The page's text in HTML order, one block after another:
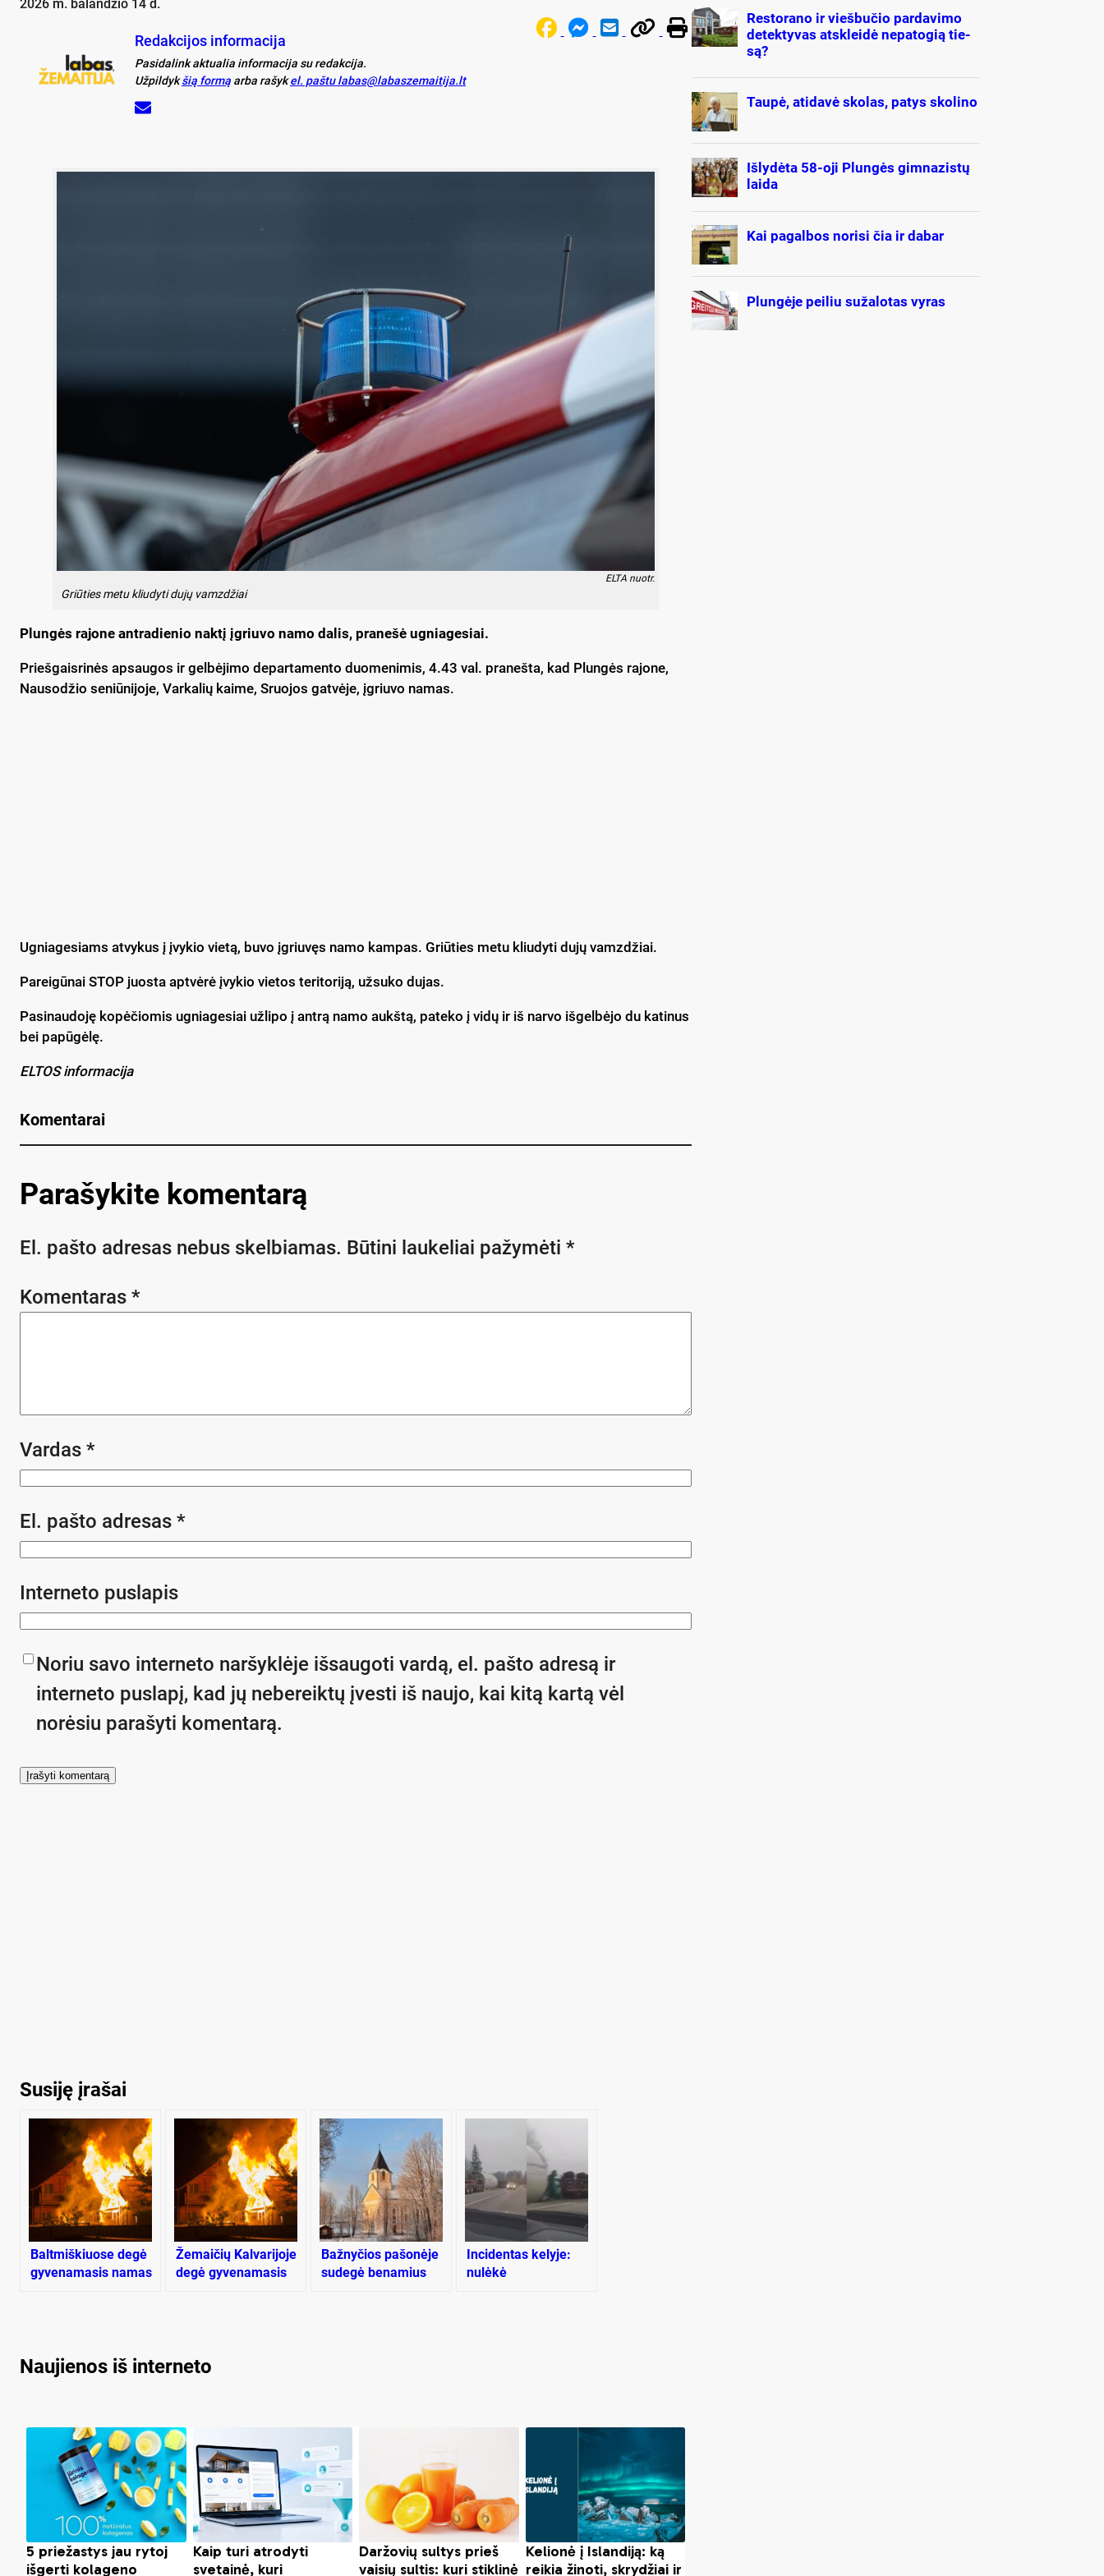
2026 m. balandžio 14 d.
Redakcijos informacija
Pasidalink aktualia informacija su redakcija.
Užpildykšią formą arba rašykel. paštu labas@labaszemaitija.lt
ELTA nuotr.
Griūties metu kliudyti dujų vamzdžiai
Plungės rajone antradienio naktį įgriuvo namo dalis, pranešė ugniagesiai.
Priešgaisrinės apsaugos ir gelbėjimo departamento duomenimis, 4.43 val. pranešta, kad Plungės rajone,
Nausodžio seniūnijoje, Varkalių kaime, Sruojos gatvėje, įgriuvo namas.
Ugniagesiams atvykus į įvykio vietą, buvo įgriuvęs namo kampas. Griūties metu kliudyti dujų vamzdžiai.
Pareigūnai STOP juosta aptvėrė įvykio vietos teritoriją, užsuko dujas.
Pasinaudoję kopėčiomis ugniagesiai užlipo į antrą namo aukštą, pateko į vidų ir iš narvo išgelbėjo du katinus
bei papūgėlę.
ELTOS informacija
Komentarai
Parašykite komentarą
El. pašto adresas nebus skelbiamas. Būtini laukeliai pažymėti *
Komentaras *
Vardas *
El. pašto adresas *
Interneto puslapis
Noriu savo interneto naršyklėje išsaugoti vardą, el. pašto adresą ir
interneto puslapį, kad jų nebereiktų įvesti iš naujo, kai kitą kartą vėl
norėsiu parašyti komentarą.
Susiję įrašai
Baltmiškiuose degė
gyvenamasis namas
Žemaičių Kalvarijoje
degė gyvenamasis
Bažnyčios pašonėje
sudegė benamius
Incidentas kelyje:
nulėkė
Naujienos iš interneto